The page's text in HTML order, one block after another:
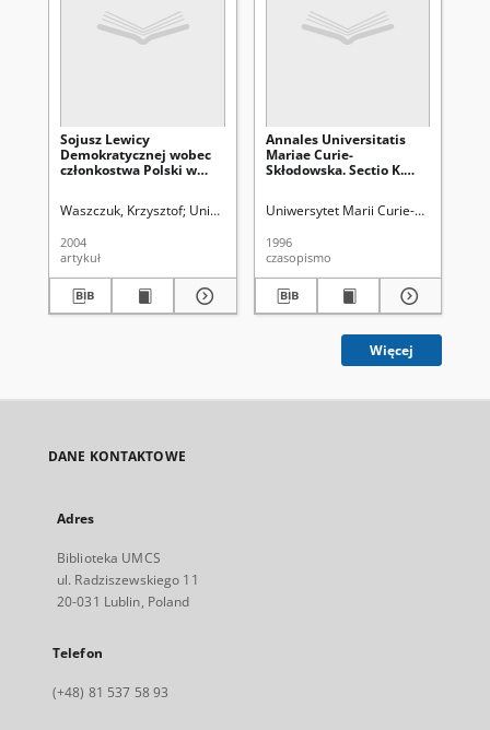
Sojusz Lewicy
Demokratycznej wobec
członkostwa Polski w
Waszczuk, Krzysztof Uniwersytet Marii Curie-Skłodowskiej (Lublin)
2004
artykuł
Annales Universitatis
Mariae Curie-
Skłodowska. Sectio K.
spis treści
Uniwersytet Marii Curie-
1996
czasopismo
Więcej
DANE KONTAKTOWE
Adres
Biblioteka UMCS
ul. Radziszewskiego 11
20-031 Lublin, Poland
Telefon
(+48) 81 537 58 93